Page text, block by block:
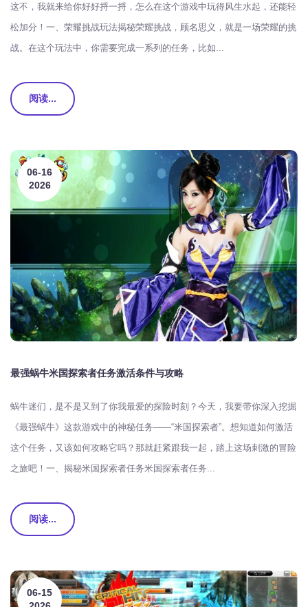
这不，我就来给你好好捋一捋，怎么在这个游戏中玩得风生水起，还能轻
松加分！一、荣耀挑战玩法揭秘荣耀挑战，顾名思义，就是一场荣耀的挑
战。在这个玩法中，你需要完成一系列的任务，比如...
阅读...
06-16
2026
最强蜗牛米国探索者任务激活条件与攻略
蜗牛迷们，是不是又到了你我最爱的探险时刻？今天，我要带你深入挖掘
《最强蜗牛》这款游戏中的神秘任务——“米国探索者”。想知道如何激活
这个任务，又该如何攻略它吗？那就赶紧跟我一起，踏上这场刺激的冒险
之旅吧！一、揭秘米国探索者任务米国探索者任务...
阅读...
06-15